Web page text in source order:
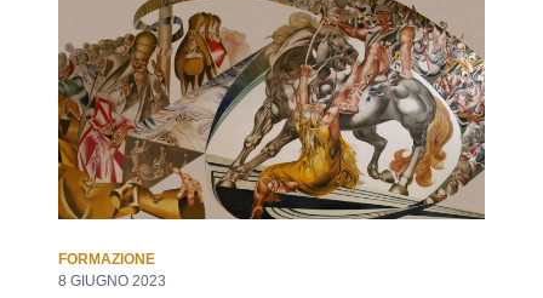
FORMAZIONE
8 GIUGNO 2023